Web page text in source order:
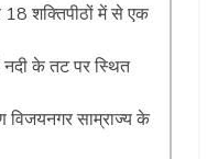
18 शक्तिपीठों में से एक
नदी के तट पर स्थित
विजयनगर साम्राज्य के